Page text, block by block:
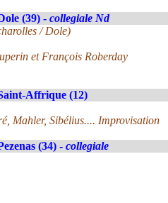
(39) - collegiale Nd
/ Dole)
et François Roberday
Affrique (12)
Mahler, Sibélius.... Improvisation
(34) - collegiale